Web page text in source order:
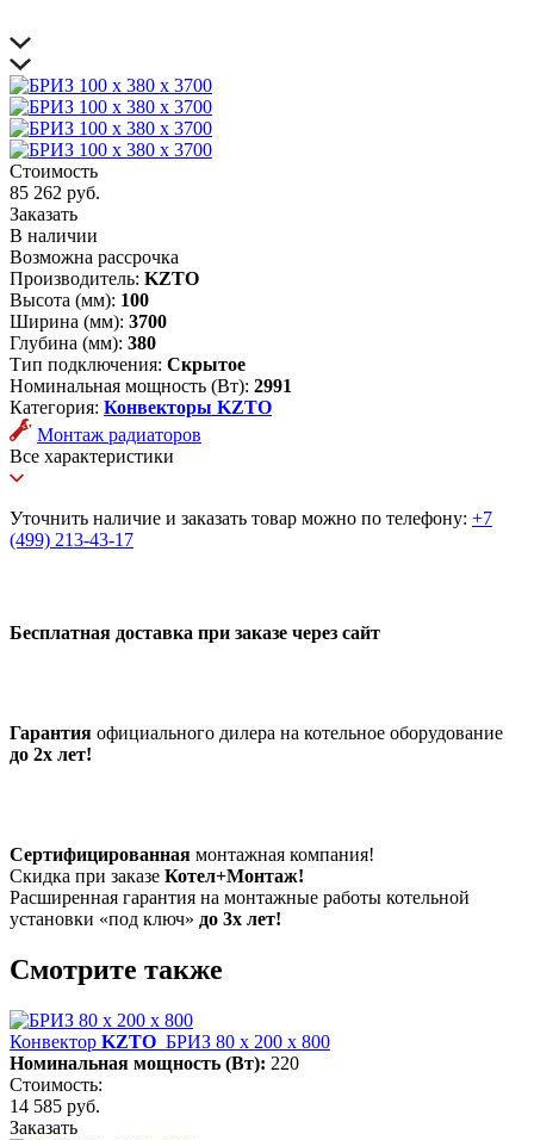
Стоимость
85 262 руб.
Заказать
В наличии
Возможна рассрочка
Производитель: KZTO
Высота (мм): 100
Ширина (мм): 3700
Глубина (мм): 380
Тип подключения: Скрытое
Номинальная мощность (Вт): 2991
Категория: Конвекторы KZTO
Монтаж радиаторов
Все характеристики
Уточнить наличие и заказать товар можно по телефону: +7
(499) 213-43-17
Бесплатная доставка при заказе через сайт
Гарантия официального дилера на котельное оборудование
до 2х лет!
Сертифицированная монтажная компания!
Скидка при заказе Котел+Монтаж!
Расширенная гарантия на монтажные работы котельной
установки «под ключ» до 3х лет!
Смотрите также
Конвектор KZTO БРИЗ 80 х 200 х 800
Номинальная мощность (Вт): 220
Стоимость:
14 585 руб.
Заказать